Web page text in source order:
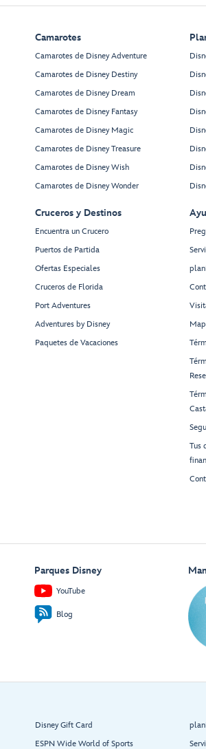
Camarotes
Camarotes de Disney Adventure
Camarotes de Disney Destiny
Camarotes de Disney Dream
Camarotes de Disney Fantasy
Camarotes de Disney Magic
Camarotes de Disney Treasure
Camarotes de Disney Wish
Camarotes de Disney Wonder
Cruceros y Destinos
Encuentra un Crucero
Puertos de Partida
Ofertas Especiales
Cruceros de Florida
Port Adventures
Adventures by Disney
Paquetes de Vacaciones
Tus
Parques Disney
YouTube
Blog
Disney Gift Card
ESPN Wide World of Sports